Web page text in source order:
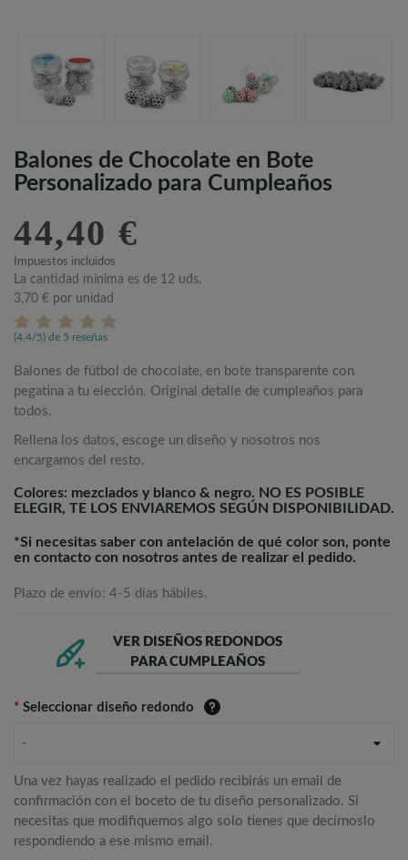
Balones de Chocolate en Bote
Personalizado para Cumpleaños
44,40 €
Impuestos incluidos
La cantidad mínima es de 12 uds.
3,70 € por unidad
(4,4/5) de 5 reseñas
Balones de fútbol de chocolate, en bote transparente con
pegatina a tu elección. Original detalle de cumpleaños para
todos.
Rellena los datos, escoge un diseño y nosotros nos
encargamos del resto.
Colores: mezclados y blanco & negro. NO ES POSIBLE
ELEGIR, TE LOS ENVIAREMOS SEGÚN DISPONIBILIDAD.
*Si necesitas saber con antelación de qué color son, ponte
en contacto con nosotros antes de realizar el pedido.
Plazo de envío: 4-5 días hábiles.
VER DISEÑOS REDONDOS
PARA CUMPLEAÑOS
* Seleccionar diseño redondo
-
Una vez hayas realizado el pedido recibirás un email de
confirmación con el boceto de tu diseño personalizado. Si
necesitas que modifiquemos algo solo tienes que decírnoslo
respondiendo a ese mismo email.